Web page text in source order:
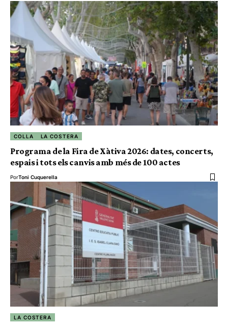
COLLA LA COSTERA
Programa de la Fira de Xàtiva 2026: dates, concerts,
espais i tots els canvis amb més de 100 actes
PorToni Cuquerella
LA COSTERA